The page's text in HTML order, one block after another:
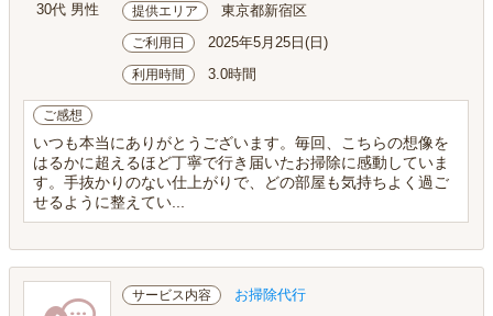
30代 男性 提供エリア 東京都新宿区
ご利用日 2025年5月25日(日)
利用時間 3.0時間
ご感想
いつも本当にありがとうございます。毎回、こちらの想像を
はるかに超えるほど丁寧で行き届いたお掃除に感動していま
す。手抜かりのない仕上がりで、どの部屋も気持ちよく過ご
せるように整えてい...
サービス内容 お掃除代行